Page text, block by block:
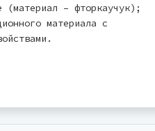
(материал – фторкаучук);
материала с